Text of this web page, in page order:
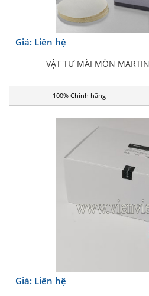
Giá: Liên hệ
VẬT TƯ MÀI MÒN
100% Chính hãng
Giá: Liên hệ